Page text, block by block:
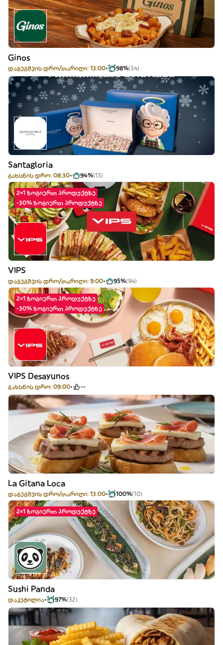
Ginos
დაგეგმვის დრო/თარიღი: 13:00 98%(34)
Santagloria
გახსნის დრო: 08:30 94%(13)
2=1 ზოგიერთ პროდუქტზე
-30% ზოგიერთ პროდუქტზე
VIPS
დაგეგმვის დრო/თარიღი: 9:00 95%(94)
2=1 ზოგიერთ პროდუქტზე
-30% ზოგიერთ პროდუქტზე
VIPS Desayunos
გახსნის დრო: 09:00 --
La Gitana Loca
დაგეგმვის დრო/თარიღი: 13:00 100%(10)
2=1 ზოგიერთ პროდუქტზე
Sushi Panda
დაკეტილია 97%(32)